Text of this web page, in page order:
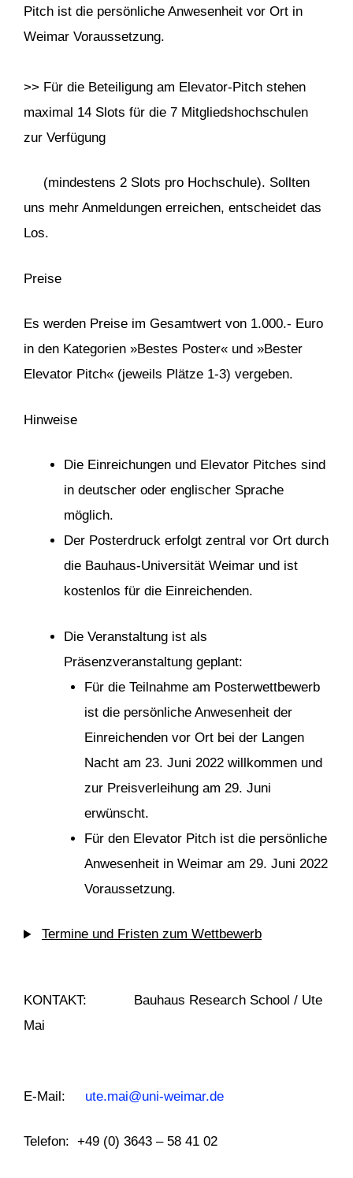
Pitch ist die persönliche Anwesenheit vor Ort in
Weimar Voraussetzung.
>> Für die Beteiligung am Elevator-Pitch stehen
maximal 14 Slots für die 7 Mitgliedshochschulen
zur Verfügung
(mindestens 2 Slots pro Hochschule). Sollten
uns mehr Anmeldungen erreichen, entscheidet das
Los.
Preise
Es werden Preise im Gesamtwert von 1.000.- Euro
in den Kategorien »Bestes Poster« und »Bester
Elevator Pitch« (jeweils Plätze 1-3) vergeben.
Hinweise
Die Einreichungen und Elevator Pitches sind
in deutscher oder englischer Sprache
möglich.
Der Posterdruck erfolgt zentral vor Ort durch
die Bauhaus-Universität Weimar und ist
kostenlos für die Einreichenden.
Die Veranstaltung ist als
Präsenzveranstaltung geplant:
Für die Teilnahme am Posterwettbewerb
ist die persönliche Anwesenheit der
Einreichenden vor Ort bei der Langen
Nacht am 23. Juni 2022 willkommen und
zur Preisverleihung am 29. Juni
erwünscht.
Für den Elevator Pitch ist die persönliche
Anwesenheit in Weimar am 29. Juni 2022
Voraussetzung.
Termine und Fristen zum Wettbewerb
KONTAKT: Bauhaus Research School / Ute
Mai
E-Mail: ute.mai@uni-weimar.de
Telefon: +49 (0) 3643 – 58 41 02